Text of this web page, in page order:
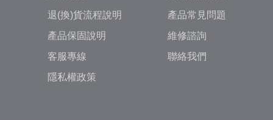
退(換)貨流程說明
產品保固說明
客服專線
隱私權政策
產品常見問題
維修諮詢
聯絡我們